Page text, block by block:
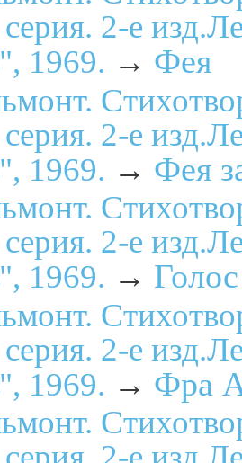
2-е
1969. → Фея
2-е
1969. → Фея
2-е
1969. →
2-е
1969. → Фра